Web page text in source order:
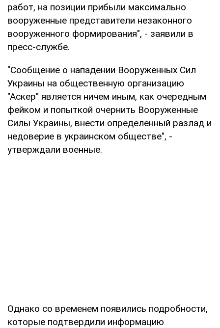
работ, на позиции прибыли максимально
вооруженные представители незаконного
вооруженного формирования", - заявили в
пресс-службе.
"Сообщение о нападении Вооруженных Сил
Украины на общественную организацию
"Аскер" является ничем иным, как очередным
фейком и попыткой очернить Вооруженные
Силы Украины, внести определенный разлад и
недоверие в украинском обществе", -
утверждали военные.
Однако со временем появились подробности,
которые подтвердили информацию